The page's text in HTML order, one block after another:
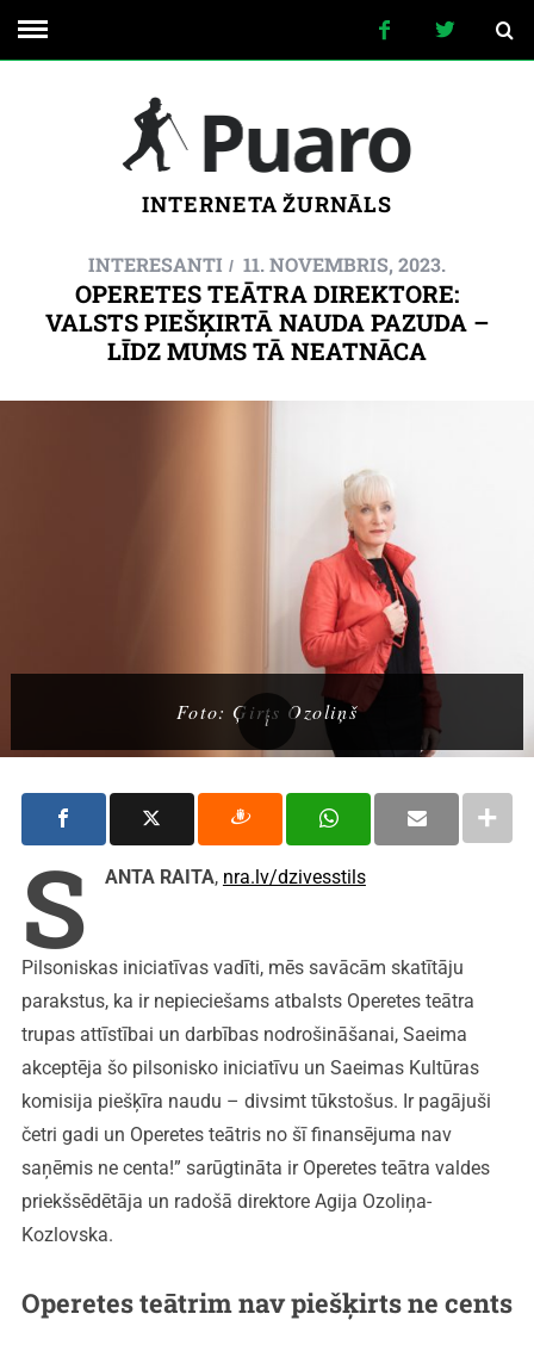
INTERNETA ŽURNĀLS
INTERESANTI 11. NOVEMBRIS, 2023.
OPERETES TEĀTRA DIREKTORE:
VALSTS PIEŠĶIRTĀ NAUDA PAZUDA –
LĪDZ MUMS TĀ NEATNĀCA
Foto: Ģirts Ozoliņš
S ANTA RAITA, nra.lv/dzivesstils
Pilsoniskas iniciatīvas vadīti, mēs savācām skatītāju
parakstus, ka ir nepieciešams atbalsts Operetes teātra
trupas attīstībai un darbības nodrošināšanai, Saeima
akceptēja šo pilsonisko iniciatīvu un Saeimas Kultūras
komisija piešķīra naudu – divsimt tūkstošus. Ir pagājuši
četri gadi un Operetes teātris no šī finansējuma nav
saņēmis ne centa!” sarūgtināta ir Operetes teātra valdes
priekšsēdētāja un radošā direktore Agija Ozoliņa-
Kozlovska.
Operetes teātrim nav piešķirts ne cents